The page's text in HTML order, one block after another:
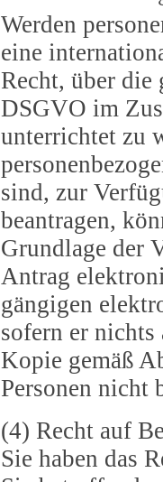
Werden
eine
Recht, über die
DSGVO im
unterrichtet zu
sind, zur
beantragen,
Grundlage der
Antrag
gängigen
sofern er nichts
Kopie gemäß
Personen nicht
(4) Recht auf
Sie haben das